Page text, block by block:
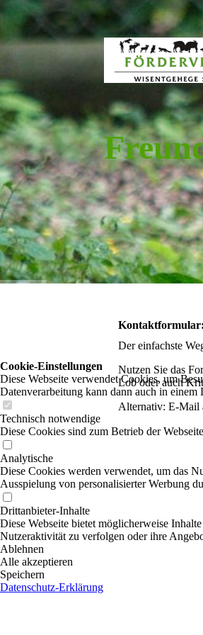
Der einfachste
Nutzen Sie das
Lob oder auch
Alternativ: E-Mail
Cookie-Einstellungen
Diese Webseite verwendet Cookies, um
Datenverarbeitung kann dann auch in
Technisch notwendige
Diese Cookies sind zum Betrieb der
Analytische
Diese Cookies werden verwendet, um das
Ausspielung von personalisierter Werbung
Drittanbieter-Inhalte
Diese Webseite bietet möglicherweise
Nutzeraktivität zu verfolgen oder ihre
Ablehnen
Alle akzeptieren
Speichern
Datenschutz-Erklärung